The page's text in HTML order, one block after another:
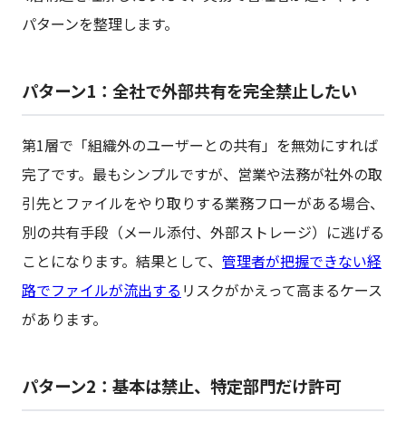
パターンを整理します。
パターン1：全社で外部共有を完全禁止したい
第1層で「組織外のユーザーとの共有」を無効にすれば
完了です。最もシンプルですが、営業や法務が社外の取
引先とファイルをやり取りする業務フローがある場合、
別の共有手段（メール添付、外部ストレージ）に逃げる
ことになります。結果として、 管理者が把握できない経
路でファイルが流出する リスクがかえって高まるケース
があります。
パターン2：基本は禁止、特定部門だけ許可